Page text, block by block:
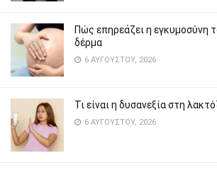
Πώς επηρεάζει η εγκυμοσύνη
δέρμα
6 ΑΥΓΟΎΣΤΟΥ, 2026
Τι είναι η δυσανεξία στη
6 ΑΥΓΟΎΣΤΟΥ, 2026